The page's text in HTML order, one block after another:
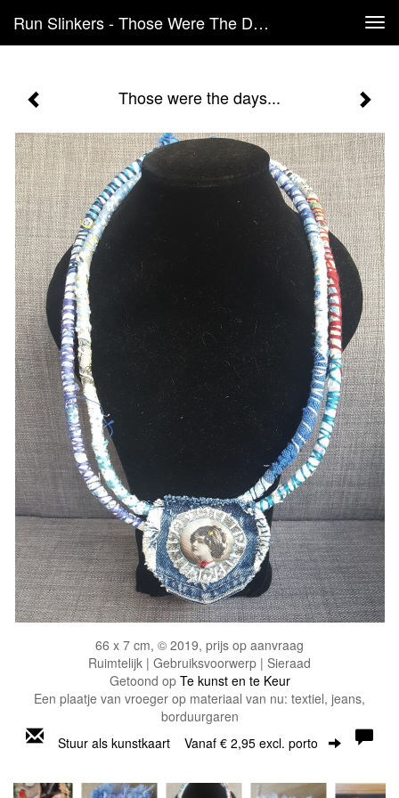
Run Slinkers - Those Were The Days...
Those were the days...
66 x 7 cm, © 2019, prijs op aanvraag
Ruimtelijk | Gebruiksvoorwerp | Sieraad
Getoond op Te kunst en te Keur
Een plaatje van vroeger op materiaal van nu: textiel, jeans,
borduurgaren
Stuur als kunstkaart Vanaf € 2,95 excl. porto